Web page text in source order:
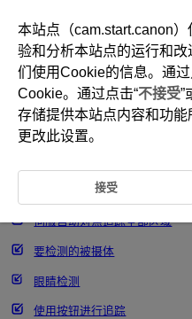
D266-124
选择自动对焦区域
选择自动对焦区域
伺服自动对焦追踪全部区域
要检测的被摄体
眼睛检测
使用按钮进行追踪
本站点（cam.start.canon
验和分析本站点的运行和改
们使用Cookie的信息。通过
Cookie。通过点击“不接受”
存储提供本站点内容和功
更改此设置。
接受